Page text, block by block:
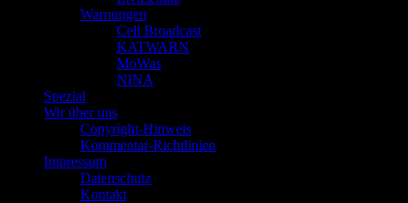
Warnungen
Cell Broadcast
KATWARN
MoWas
NINA
Spezial
Wir über uns
Copyright-Hinweis
Kommentar-Richtlinien
Impressum
Datenschutz
Kontakt